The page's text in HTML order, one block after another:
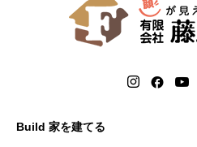
Build 家を建てる